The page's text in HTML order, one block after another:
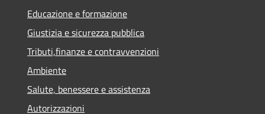
Educazione e formazione
Giustizia e sicurezza pubblica
Tributi,finanze e contravvenzioni
Ambiente
Salute, benessere e assistenza
Autorizzazioni